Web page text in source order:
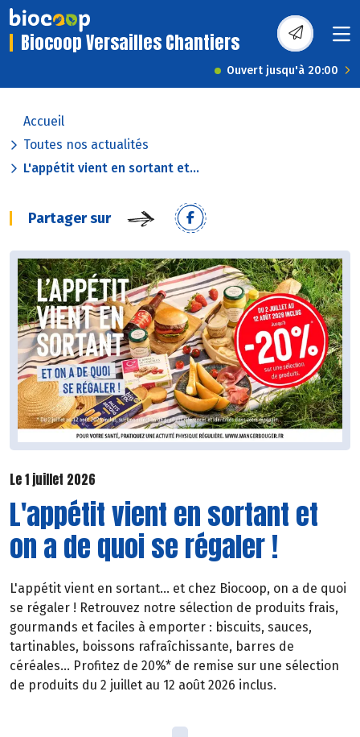
Biocoop Versailles Chantiers
Ouvert jusqu'à 20:00
Accueil
Toutes nos actualités
L'appétit vient en sortant et...
Partager sur
Le 1 juillet 2026
L'appétit vient en sortant et
on a de quoi se régaler !
L'appétit vient en sortant... et chez Biocoop, on a de quoi
se régaler ! Retrouvez notre sélection de produits frais,
gourmands et faciles à emporter : biscuits, sauces,
tartinables, boissons rafraîchissante, barres de
céréales... Profitez de 20%* de remise sur une sélection
de produits du 2 juillet au 12 août 2026 inclus.